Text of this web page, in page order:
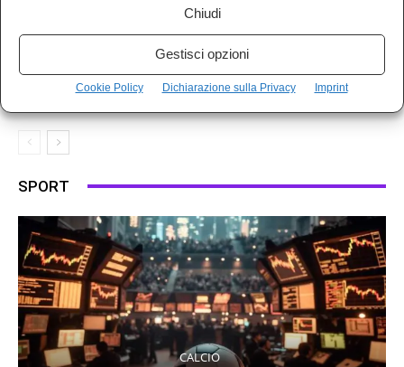
Chiudi
Gestisci opzioni
Cookie Policy Dichiarazione sulla Privacy Imprint
Quale green? Il capitalismo dipinto di verde non
salverà il pianeta
SPORT
CALCIO